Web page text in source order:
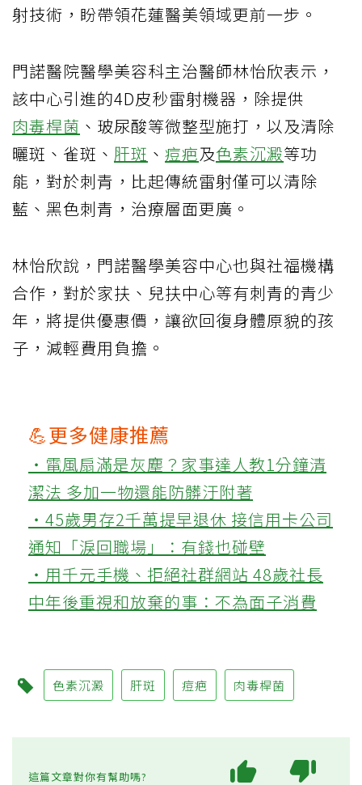
射技術，盼帶領花蓮醫美領域更前一步。
門諾醫院醫學美容科主治醫師林怡欣表示，
該中心引進的4D皮秒雷射機器，除提供
肉毒桿菌 、玻尿酸等微整型施打，以及清除
曬斑、雀斑、 肝斑 、 痘疤及色素沉澱等功
能，對於刺青，比起傳統雷射僅可以清除
藍、黑色刺青，治療層面更廣。
林怡欣說，門諾醫學美容中心也與社福機構
合作，對於家扶、兒扶中心等有刺青的青少
年，將提供優惠價，讓欲回復身體原貌的孩
子，減輕費用負擔。
💪更多健康推薦
‧電風扇滿是灰塵？家事達人教1分鐘清
潔法 多加一物還能防髒汙附著
‧45歲男存2千萬提早退休 接信用卡公司
通知「淚回職場」：有錢也碰壁
‧用千元手機、拒絕社群網站 48歲社長
中年後重視和放棄的事：不為面子消費
色素沉澱 肝斑 痘疤 肉毒桿菌
這篇文章對你有幫助嗎?